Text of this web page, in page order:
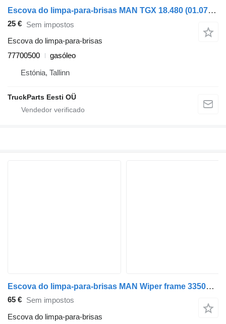
Escova do limpa-para-brisas MAN TGX 18.480 (01.07-) 77700500 para camião tractor MAN TGL, TGM, TGS, TGX (2005-2021)
25 € Sem impostos
Escova do limpa-para-brisas
77700500
gasóleo
Estónia, Tallinn
TruckParts Eesti OÜ
Escova do limpa-para-brisas MAN Wiper frame 335013 para camião tractor MAN TGA 18.430
65 € Sem impostos
Escova do limpa-para-brisas